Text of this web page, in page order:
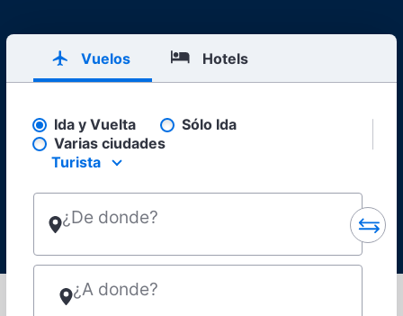
Vuelos Hotels
Pick your flight type
Ida y Vuelta
Sólo Ida
Varias ciudades
Select your preferred seating class.
Turista
¿De donde?
¿A donde?